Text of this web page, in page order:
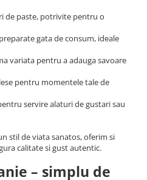
baza
de paste, potrivite pentru o
gata de consum, ideale
variata pentru a adauga savoare
pentru momentele tale de
servire alaturi de gustari sau
stil de viata sanatos, oferim si
calitate si gust autentic.
– simplu de